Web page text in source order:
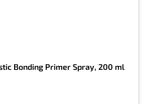
Bonding Primer Spray, 200 ml